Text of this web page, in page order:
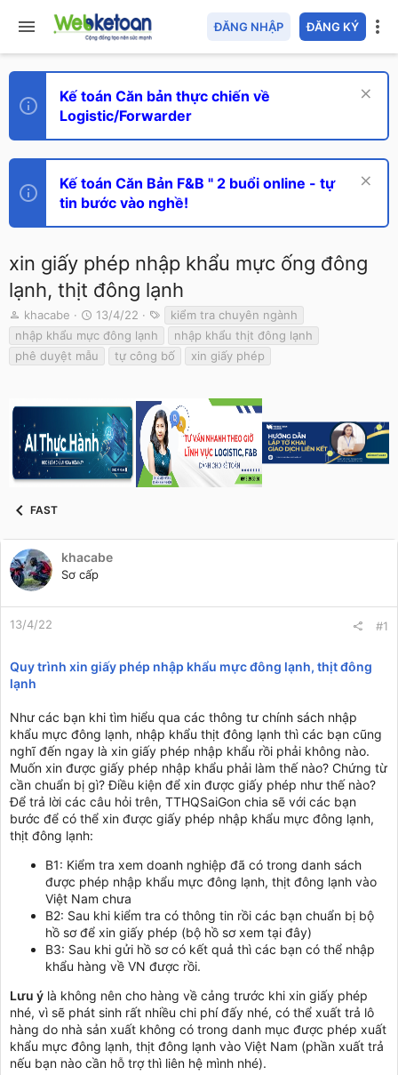
ĐĂNG NHẬP ĐĂNG KÝ
Kế toán Căn bản thực chiến về
Logistic/Forwarder
Kế toán Căn Bản F&B " 2 buổi online - tự
tin bước vào nghề!
xin giấy phép nhập khẩu mực ống đông
lạnh, thịt đông lạnh
T
h
r
e
s
t
a
r
khacabe
N
g
à
y
i
13/4/22
ừ
k
h
kiểm tra chuyên ngành
nhập khẩu mực đông lạnh
nhập khẩu thịt đông lạnh
phê duyệt mẫu
tự công bố xin giấy phép
FAST
khacabe
Sơ cấp
13/4/22 #1
Quy trình xin giấy phép nhập khẩu mực đông lạnh, thịt đông
lạnh
Như các bạn khi tìm hiểu qua các thông tư chính sách nhập
khẩu mực đông lạnh, nhập khẩu thịt đông lạnh thì các bạn cũng
nghĩ đến ngay là xin giấy phép nhập khẩu rồi phải không nào.
Muốn xin được giấy phép nhập khẩu phải làm thế nào? Chứng từ
cần chuẩn bị gì? Điều kiện để xin được giấy phép như thế nào?
Để trả lời các câu hỏi trên, TTHQSaiGon chia sẽ với các bạn
bước để có thể xin được giấy phép nhập khẩu mực đông lạnh,
thịt đông lạnh:
B1: Kiểm tra xem doanh nghiệp đã có trong danh sách
được phép nhập khẩu mực đông lạnh, thịt đông lạnh vào
Việt Nam chưa
B2: Sau khi kiểm tra có thông tin rồi các bạn chuẩn bị bộ
hồ sơ để xin giấy phép (bộ hồ sơ xem tại đây)
B3: Sau khi gửi hồ sơ có kết quả thì các bạn có thể nhập
khẩu hàng về VN được rồi.
Lưu ý là không nên cho hàng về cảng trước khi xin giấy phép
nhé, vì sẽ phát sinh rất nhiều chi phí đấy nhé, có thể xuất trả lô
hàng do nhà sản xuất không có trong danh mục được phép xuất
khẩu mực đông lạnh, thịt đông lạnh vào Việt Nam (phần xuất trả
nếu bạn nào cần hỗ trợ thì liên hệ mình nhé).